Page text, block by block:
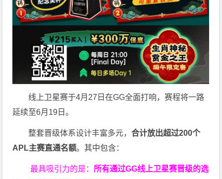
线上卫星赛于4月27日在GG全面打响，赛程将一路
延续至6月19日。
整套晋级体系设计丰富多元，合计放出超过200个
APL主赛直通名额。其中包含：
最具吸引力的是： 所有通过GG线上卫星赛晋级的选